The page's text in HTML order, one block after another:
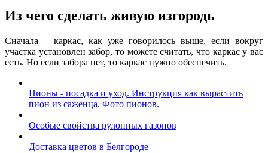
Из чего сделать живую изгородь
Сначала – каркас, как уже говорилось выше, если вокруг
участка установлен забор, то можете считать, что каркас у вас
есть. Но если забора нет, то каркас нужно обеспечить.
Пионы - посадка и уход. Инструкция как вырастить
пион из саженца. Фото пионов.
Особые свойства рулонных газонов
Доставка цветов в Белгороде